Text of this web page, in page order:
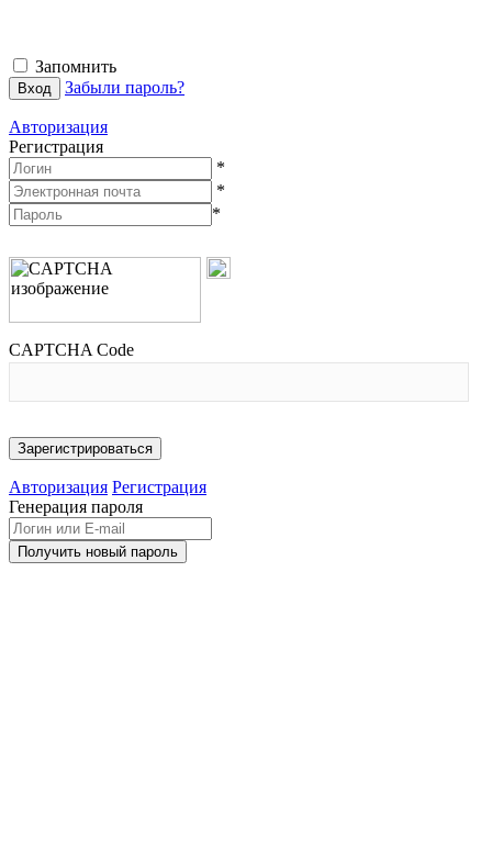
Запомнить
Забыли пароль?
Авторизация
Регистрация
*
*
*
CAPTCHA Code
Авторизация Регистрация
Генерация пароля